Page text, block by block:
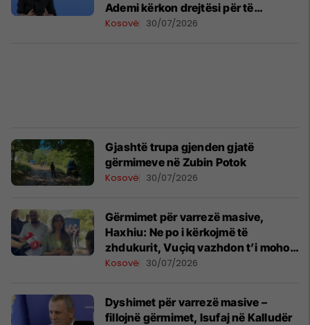
Ademi kërkon drejtësi për të
zhdukurit e grupit të intelektualëve
Kosovë 30/07/2026
Gjashtë trupa gjenden gjatë
gërmimeve në Zubin Potok
Kosovë 30/07/2026
Gërmimet për varrezë masive, ​
Haxhiu: Ne po i kërkojmë të
zhdukurit, Vuçiq vazhdon t’i mohojë
krimet
Kosovë 30/07/2026
Dyshimet për varrezë masive –
fillojnë gërmimet, ​Isufaj në Kalludër